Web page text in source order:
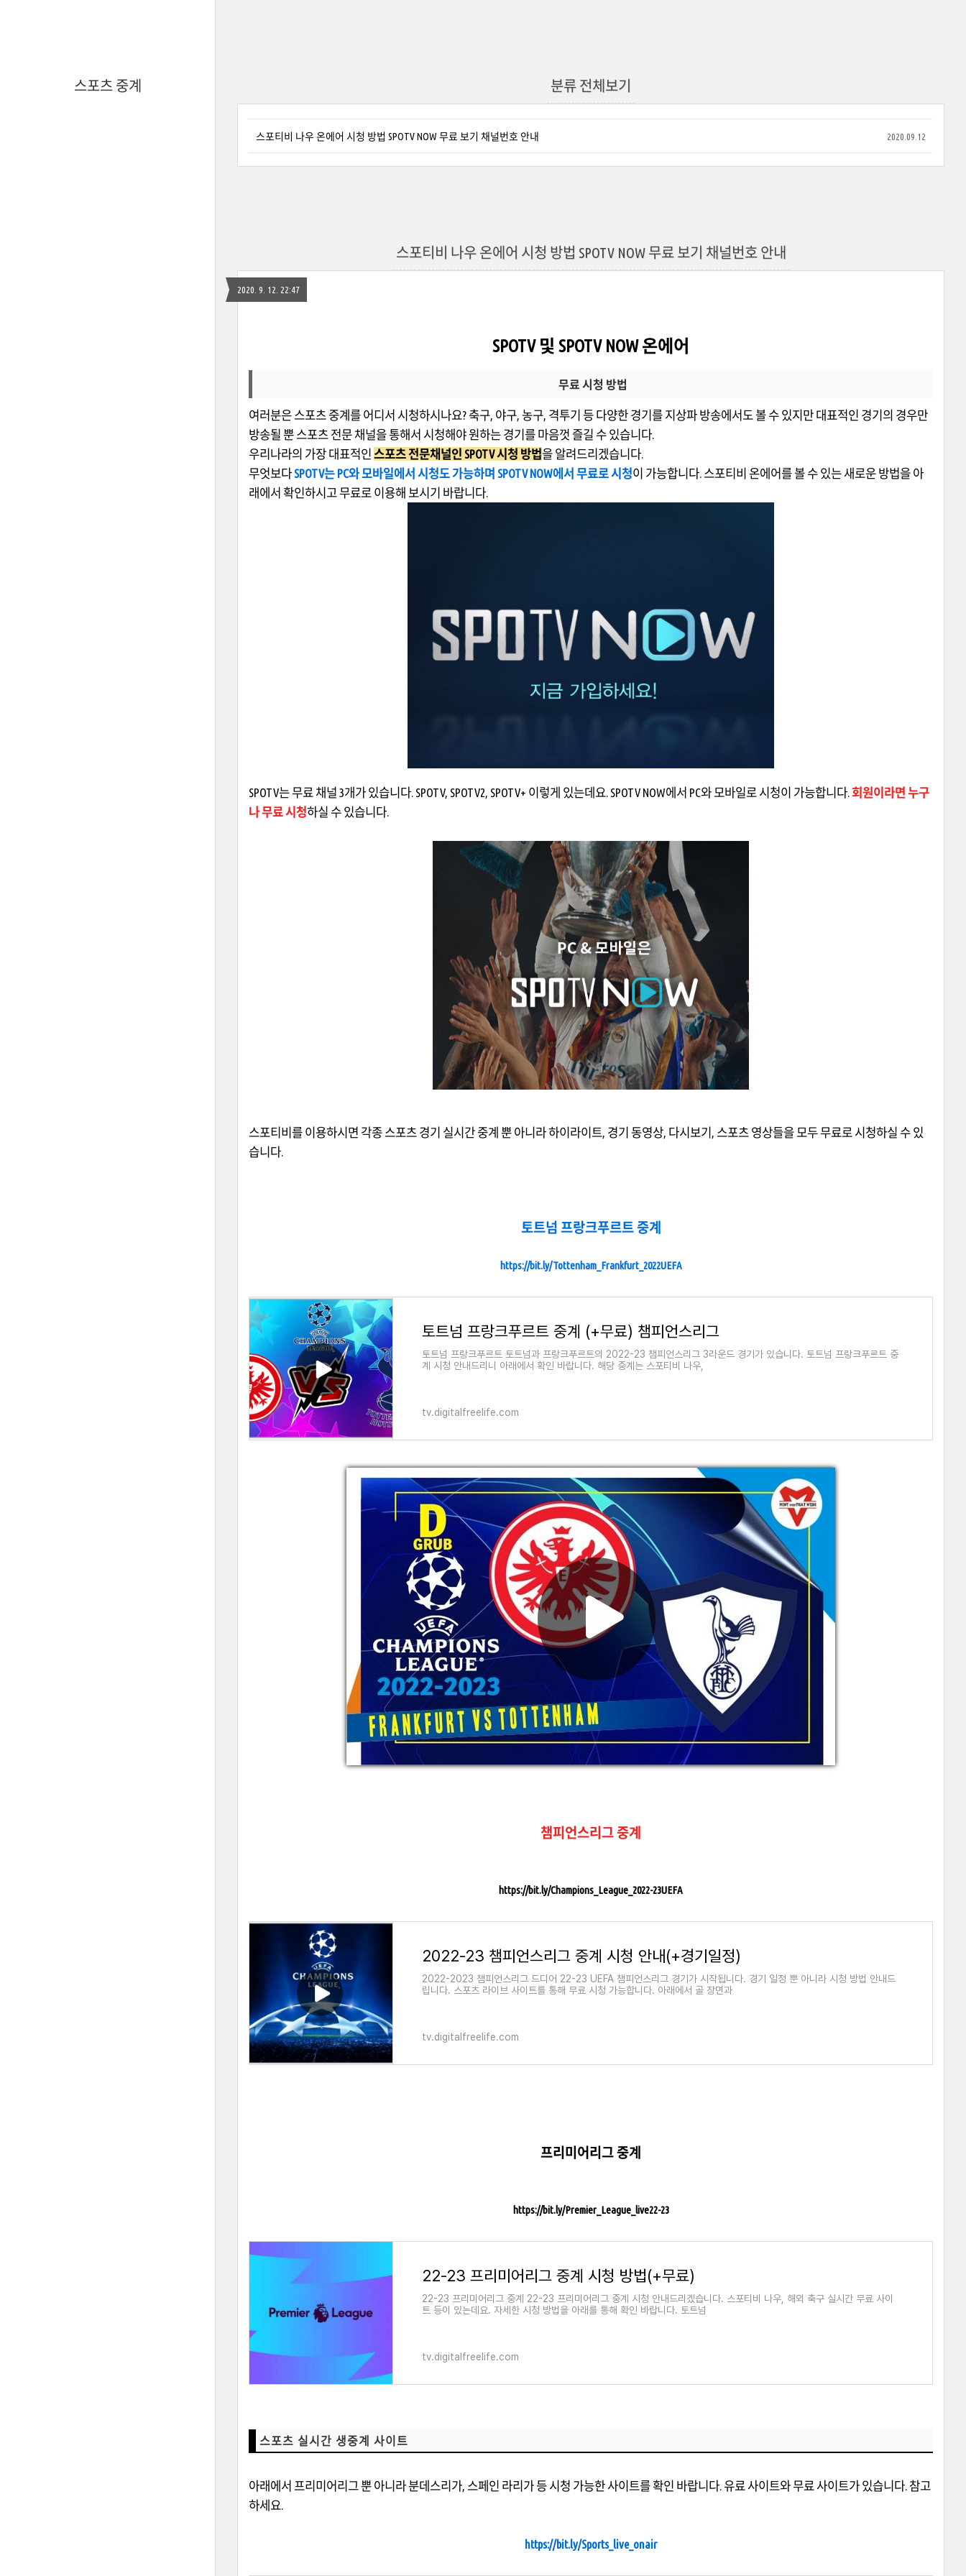
스포츠 중계 분류 전체보기
스포티비 나우 온에어 시청 방법 SPOTV NOW 무료 보기 채널번호 안내 2020.09.12
스포티비 나우 온에어 시청 방법 SPOTV NOW 무료 보기 채널번호 안내
2020. 9. 12. 22:47
SPOTV 및 SPOTV NOW 온에어
무료 시청 방법
여러분은 스포츠 중계를 어디서 시청하시나요? 축구, 야구, 농구, 격투기 등 다양한 경기를 지상파 방송에서도 볼 수 있지만 대표적인 경기의 경우만
방송될 뿐 스포츠 전문 채널을 통해서 시청해야 원하는 경기를 마음껏 즐길 수 있습니다.
우리나라의 가장 대표적인 스포츠 전문채널인 SPOTV 시청 방법을 알려드리겠습니다.
무엇보다 SPOTV는 PC와 모바일에서 시청도 가능하며 SPOTV NOW에서 무료로 시청이 가능합니다. 스포티비 온에어를 볼 수 있는 새로운 방법을 아
래에서 확인하시고 무료로 이용해 보시기 바랍니다.
SPOTV는 무료 채널 3개가 있습니다. SPOTV, SPOTV2, SPOTV+ 이렇게 있는데요. SPOTV NOW에서 PC와 모바일로 시청이 가능합니다.회원이라면 누구
나 무료 시청하실 수 있습니다.
스포티비를 이용하시면 각종 스포츠 경기 실시간 중계 뿐 아니라 하이라이트, 경기 동영상, 다시보기, 스포츠 영상들을 모두 무료로 시청하실 수 있
습니다.
토트넘 프랑크푸르트 중계
https://bit.ly/Tottenham_Frankfurt_2022UEFA
토트넘 프랑크푸르트 중계 (+무료) 챔피언스리그
토트넘 프랑크푸르트 토트넘과 프랑크푸르트의 2022-23 챔피언스리그 3라운드 경기가 있습니다. 토트넘 프랑크푸르트 중
계 시청 안내드리니 아래에서 확인 바랍니다. 해당 중계는 스포티비 나우,
tv.digitalfreelife.com
챔피언스리그 중계
https://bit.ly/Champions_League_2022-23UEFA
2022-23 챔피언스리그 중계 시청 안내(+경기일정)
2022-2023 챔피언스리그 드디어 22-23 UEFA 챔피언스리그 경기가 시작됩니다. 경기 일정 뿐 아니라 시청 방법 안내드
립니다. 스포츠 라이브 사이트를 통해 무료 시청 가능합니다. 아래에서 골 장면과
tv.digitalfreelife.com
프리미어리그 중계
https://bit.ly/Premier_League_live22-23
22-23 프리미어리그 중계 시청 방법(+무료)
22-23 프리미어리그 중계 22-23 프리미어리그 중계 시청 안내드리겠습니다. 스포티비 나우, 해외 축구 실시간 무료 사이
트 등이 있는데요. 자세한 시청 방법을 아래를 통해 확인 바랍니다. 토트넘
tv.digitalfreelife.com
스포츠 실시간 생중계 사이트
아래에서 프리미어리그 뿐 아니라 분데스리가, 스페인 라리가 등 시청 가능한 사이트를 확인 바랍니다. 유료 사이트와 무료 사이트가 있습니다. 참고
하세요.
https://bit.ly/Sports_live_onair